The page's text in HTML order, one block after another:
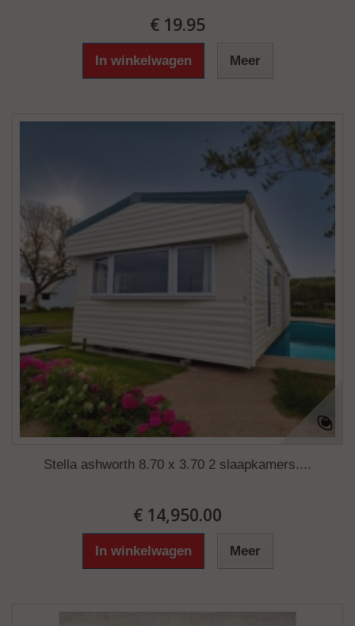
€ 19.95
In winkelwagen Meer
Stella ashworth 8.70 x 3.70 2 slaapkamers....
€ 14,950.00
In winkelwagen Meer